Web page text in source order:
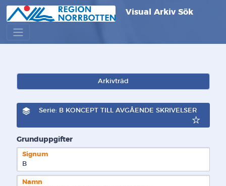
Visual Arkiv Sök
Arkivträd
Serie: B KONCEPT TILL AVGÅENDE SKRIVELSER
Grunduppgifter
Signum
B
Namn